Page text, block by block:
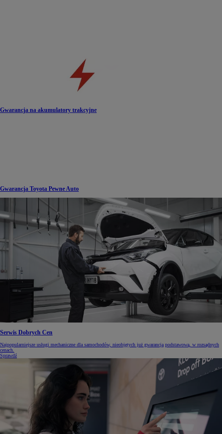
Gwarancja na akumulatory trakcyjne
Gwarancja Toyota Pewne Auto
Serwis Dobrych Cen
Najpopularniejsze usługi mechaniczne dla samochodów, nieobjętych już gwarancją podstawową, w rozsądnych
cenach.
Sprawdź